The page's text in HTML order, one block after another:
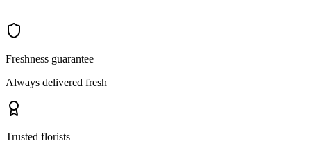
Freshness guarantee
Always delivered fresh
Trusted florists